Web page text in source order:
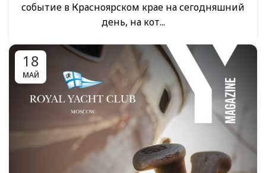
событие в Красноярском крае на сегодняшний
день, на кот...
18
МАЙ